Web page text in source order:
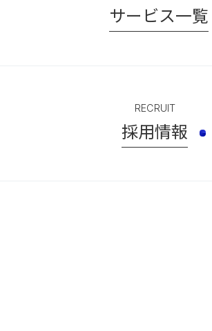
サービス一覧
RECRUIT
採用情報